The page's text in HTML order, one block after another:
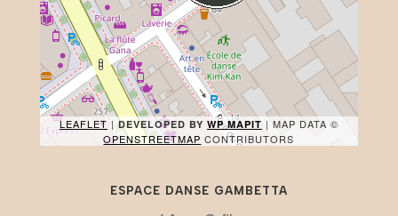
LEAFLET| DEVELOPED BY WP MAPIT | MAP DATA ©
OPENSTREETMAP CONTRIBUTORS
ESPACE DANSE GAMBETTA